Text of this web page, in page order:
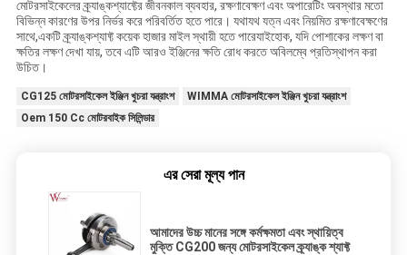
মোটরসাইকেলের ক্র্যাঙ্কশ্যাফ্টের জীবনকাল ব্যবহার, রক্ষণাবেক্ষণ এবং অপারেটিং অবস্থার মতো
বিভিন্ন কারণের উপর নির্ভর করে পরিবর্তিত হতে পারে। যথাযথ যত্ন এবং নিয়মিত রক্ষণাবেক্ষণের
সাথে,একটি ক্র্যাঙ্কশ্যাফ্ট কয়েক হাজার মাইল স্থায়ী হতে পারেযাইহোক, যদি পোশাকের লক্ষণ বা
ক্ষতির লক্ষণ দেখা যায়, তবে এটি আরও ইঞ্জিনের ক্ষতি রোধ করতে অবিলম্বে প্রতিস্থাপন করা
উচিত।
CG125 মোটরসাইকেল ইঞ্জিন খুচরা যন্ত্রাংশ
WIMMA মোটরসাইকেল ইঞ্জিন খুচরা যন্ত্রাংশ
Oem 150 Cc মোটরবাইক সিলিন্ডার
এর সেরা মূল্য পান
আমাদের উচ্চ মানের সঙ্গে কর্মক্ষমতা এবং স্থায়িত্ব
মুক্তি CG200 জন্য মোটরসাইকেল ক্র্যাঙ্ক শ্যাফ্ট